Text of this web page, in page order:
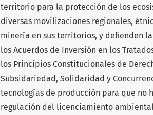
territorio para la protección de los
diversas movilizaciones regionales,
minería en sus territorios, y defienden
los Acuerdos de Inversión en los
los Principios Constitucionales de
Subsidariedad, Solidaridad y
tecnologías de producción para que no
regulación del licenciamiento